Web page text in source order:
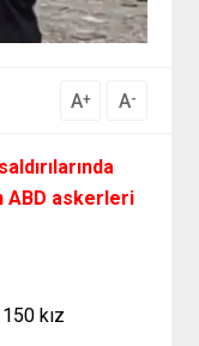
A+ A-
ABD askerleri
kız